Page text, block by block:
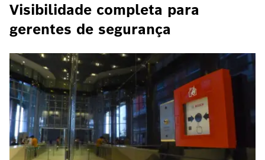
Visibilidade completa para
gerentes de segurança